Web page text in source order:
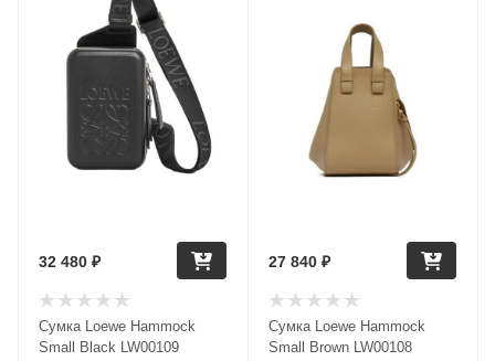
Сумка Loewe Hammock
Small Black LW00109
32 480 ₽
Сумка Loewe Hammock
Small Brown LW00108
27 840 ₽